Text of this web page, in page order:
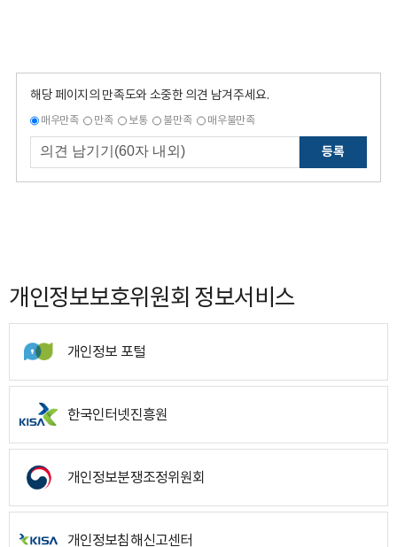
해당 페이지의 만족도와 소중한 의견 남겨주세요.
매우만족 만족 보통 불만족 매우불만족
등록
개인정보보호위원회 정보서비스
개인정보 포털
한국인터넷진흥원
개인정보분쟁조정위원회
개인정보침해신고센터